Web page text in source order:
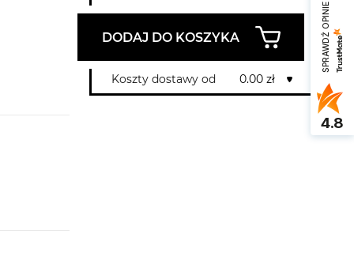
DODAJ DO KOSZYKA
Koszty dostawy od 0.00 zł
SPRAWDŹ OPINIE
4.8